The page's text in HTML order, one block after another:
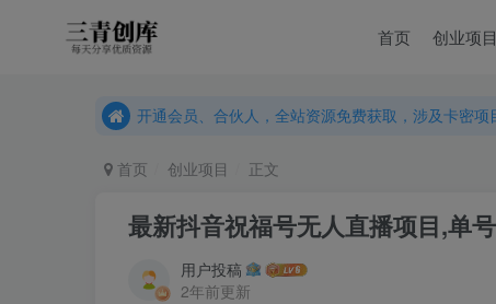
首页 创业项目
开通会员、合伙人，全站资源免费获取，涉及卡密
开通会员、合伙人，全站资源免费获取，涉及卡密项
首页 创业项目 正文
最新抖音祝福号无人直播项目,单
用户投稿
2年前更新